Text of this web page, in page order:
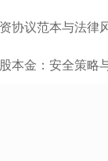
协议范本与法律
本金：安全策略